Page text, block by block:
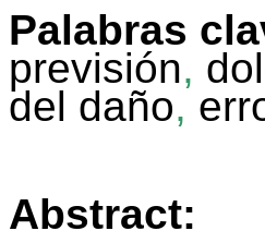
Palabras
previsión,
del daño,
Abstract: